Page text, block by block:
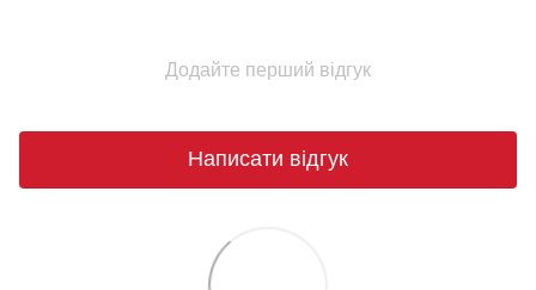
Додайте перший відгук
Написати відгук